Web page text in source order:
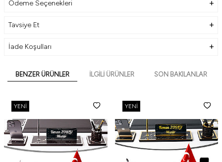
Ödeme Seçenekleri
Tavsiye Et
İade Koşulları
BENZER ÜRÜNLER İLGILI ÜRÜNLER SON BAKILANLAR
YENI YENI